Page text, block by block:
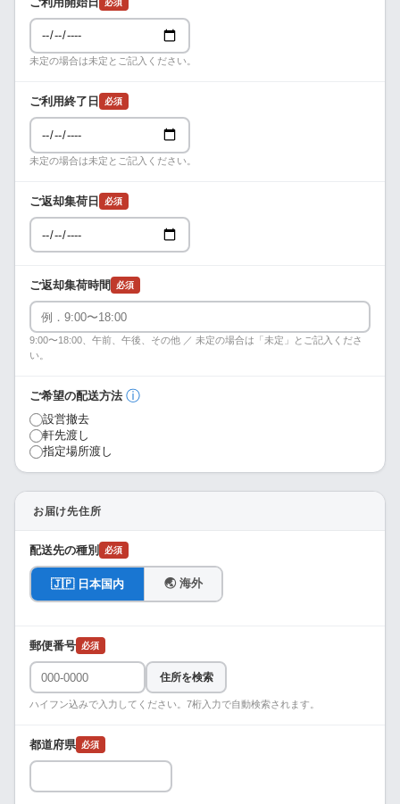
未定の場合は未定とご記入ください。
ご利用終了日 必須
未定の場合は未定とご記入ください。
ご返却集荷日 必須
ご返却集荷時間 必須
9:00〜18:00、午前、午後、その他 ／ 未定の場合は「未定」とご記入くださ
い。
ご希望の配送方法 ⓘ
設営撤去
軒先渡し
指定場所渡し
お届け先住所
配送先の種別 必須
🇯🇵 日本国内 🌏 海外
郵便番号 必須
住所を検索
ハイフン込みで入力してください。7桁入力で自動検索されます。
都道府県 必須